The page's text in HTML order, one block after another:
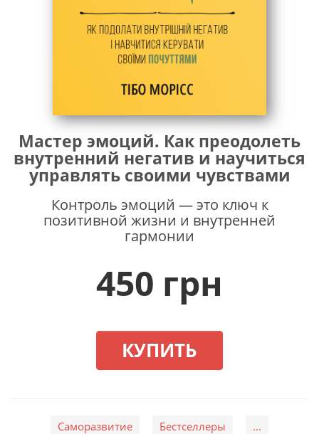
Мастер эмоций. Как преодолеть
внутренний негатив и научиться
управлять своими чувствами
Контроль эмоций — это ключ к
позитивной жизни и внутренней
гармонии
450 грн
КУПИТЬ
Саморазвитие Бестселлеры ...